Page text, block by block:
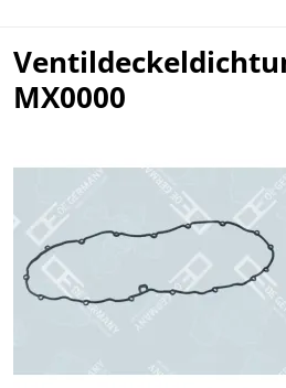
MX0000